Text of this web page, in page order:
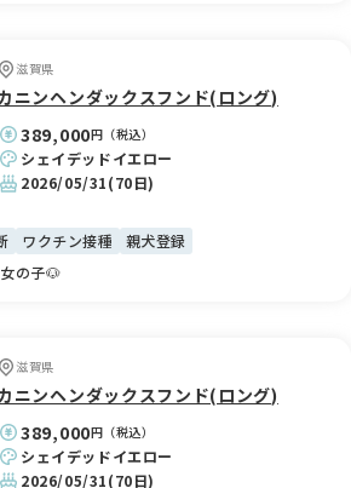
滋賀県
ニンヘンダックスフンド(ロング)
389,000円（税込）
シェイデッドイエロー
2026/05/31(70日)
ワクチン接種
親犬登録
の子🐶
滋賀県
ニンヘンダックスフンド(ロング)
389,000円（税込）
シェイデッドイエロー
2026/05/31(70日)